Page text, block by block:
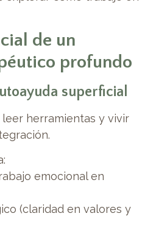
de un
profundo
superficial
herramientas y vivir
emocional en
(claridad en valores y